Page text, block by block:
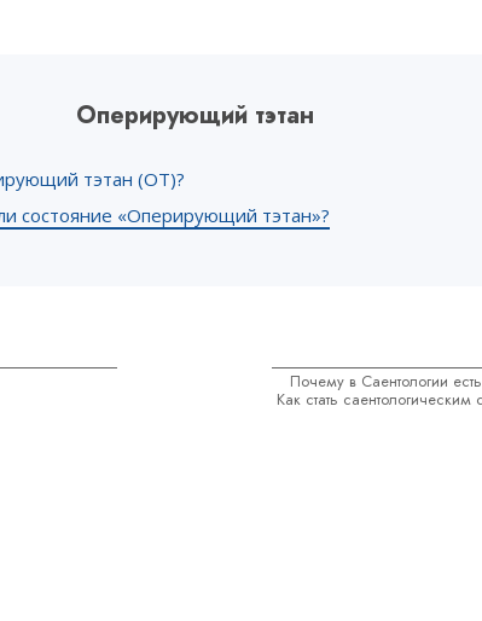
Оперирующий тэтан
тэтан (ОТ)?
состояние «Оперирующий тэтан»?
Почему в Саентологии
Как стать